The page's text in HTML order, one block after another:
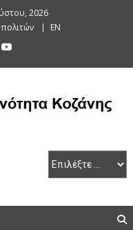
2026
EN